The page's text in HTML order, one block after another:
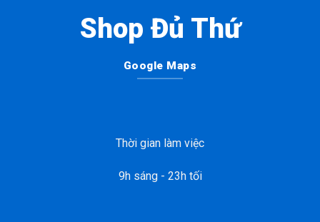
Shop Đủ Thứ
Google Maps
Thời gian làm việc
9h sáng - 23h tối